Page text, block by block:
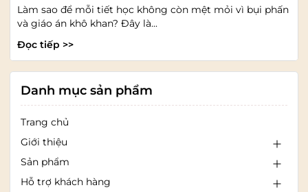
Làm sao để mỗi tiết học không còn mệt mỏi vì bụi phấn
và giáo án khô khan? Đây là...
Đọc tiếp >>
Danh mục sản phẩm
Trang chủ
Giới thiệu
Sản phẩm
Hỗ trợ khách hàng